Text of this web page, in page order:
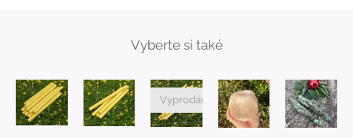
Vyberte si také
Vyprodáno